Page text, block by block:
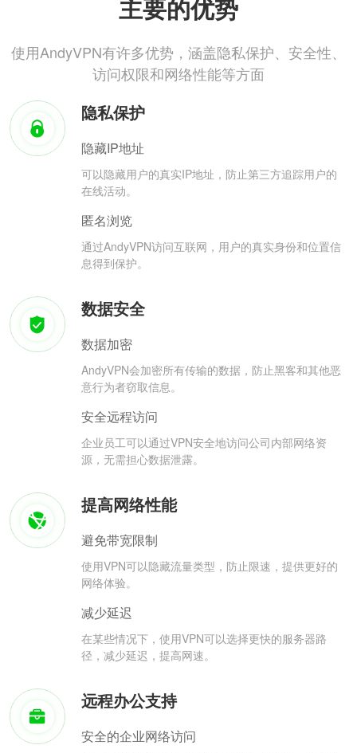
主要的优势
使用AndyVPN有许多优势，涵盖隐私保护、安全性、
访问权限和网络性能等方面
隐私保护
隐藏IP地址
可以隐藏用户的真实IP地址，防止第三方追踪用户的
在线活动。
匿名浏览
通过AndyVPN访问互联网，用户的真实身份和位置信
息得到保护。
数据安全
数据加密
AndyVPN会加密所有传输的数据，防止黑客和其他恶
意行为者窃取信息。
安全远程访问
企业员工可以通过VPN安全地访问公司内部网络资
源，无需担心数据泄露。
提高网络性能
避免带宽限制
使用VPN可以隐藏流量类型，防止限速，提供更好的
网络体验。
减少延迟
在某些情况下，使用VPN可以选择更快的服务器路
径，减少延迟，提高网速。
远程办公支持
安全的企业网络访问